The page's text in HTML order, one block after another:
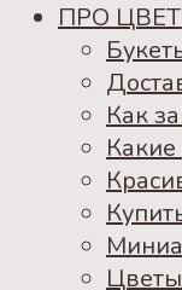
ПРО
Как